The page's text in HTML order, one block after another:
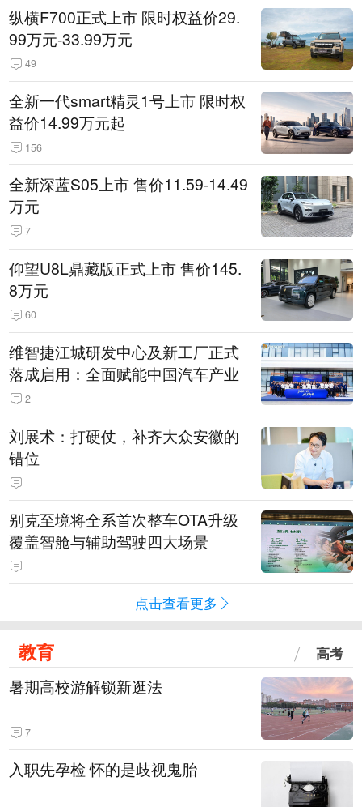
纵横F700正式上市 限时权益价29.
99万元-33.99万元
49
全新一代smart精灵1号上市 限时权
益价14.99万元起
156
全新深蓝S05上市 售价11.59-14.49
万元
7
仰望U8L鼎藏版正式上市 售价145.
8万元
60
维智捷江城研发中心及新工厂正式
落成启用：全面赋能中国汽车产业
2
刘展术：打硬仗，补齐大众安徽的
错位
别克至境将全系首次整车OTA升级
覆盖智舱与辅助驾驶四大场景
点击查看更多
教育 高考
暑期高校游解锁新逛法
7
入职先孕检 怀的是歧视鬼胎